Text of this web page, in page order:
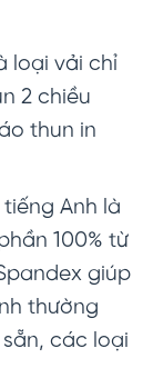
loại vải chỉ
2 chiều
thun in
Anh là
100% từ
giúp
thường
các loại